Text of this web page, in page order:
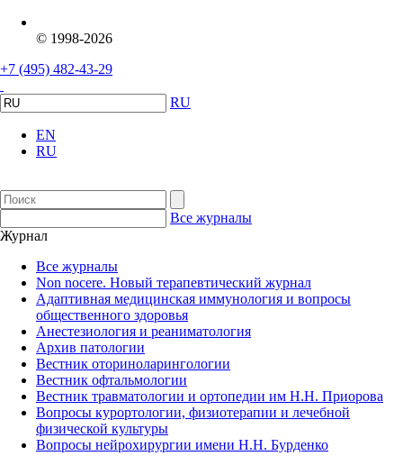
© 1998-2026
+7 (495) 482-43-29
RU
EN
RU
Все журналы
Журнал
Все журналы
Non nocere. Новый терапевтический журнал
Адаптивная медицинская иммунология и вопросы
общественного здоровья
Анестезиология и реаниматология
Архив патологии
Вестник оториноларингологии
Вестник офтальмологии
Вестник травматологии и ортопедии им Н.Н. Приорова
Вопросы курортологии, физиотерапии и лечебной
физической культуры
Вопросы нейрохирургии имени Н.Н. Бурденко